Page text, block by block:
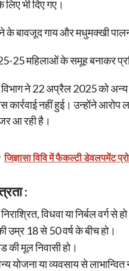
भी दिए गए।
के बावजूद गाय और मधुमक्खी
25 महिलाओं के समूह बनाकर
विभाग ने 22 अप्रैल 2025 को
कार्रवाई नहीं हुई। उन्होंने आरोप
आ रही है।
जिज्ञासा विवि में फैकल्टी डेवलपमेंट
:
निराश्रित, विधवा या निर्बल वर्ग से
उम्र 18 से 50 वर्ष के बीच हो।
की मूल निवासी हो।
योजना या व्यवसाय से लाभान्वित